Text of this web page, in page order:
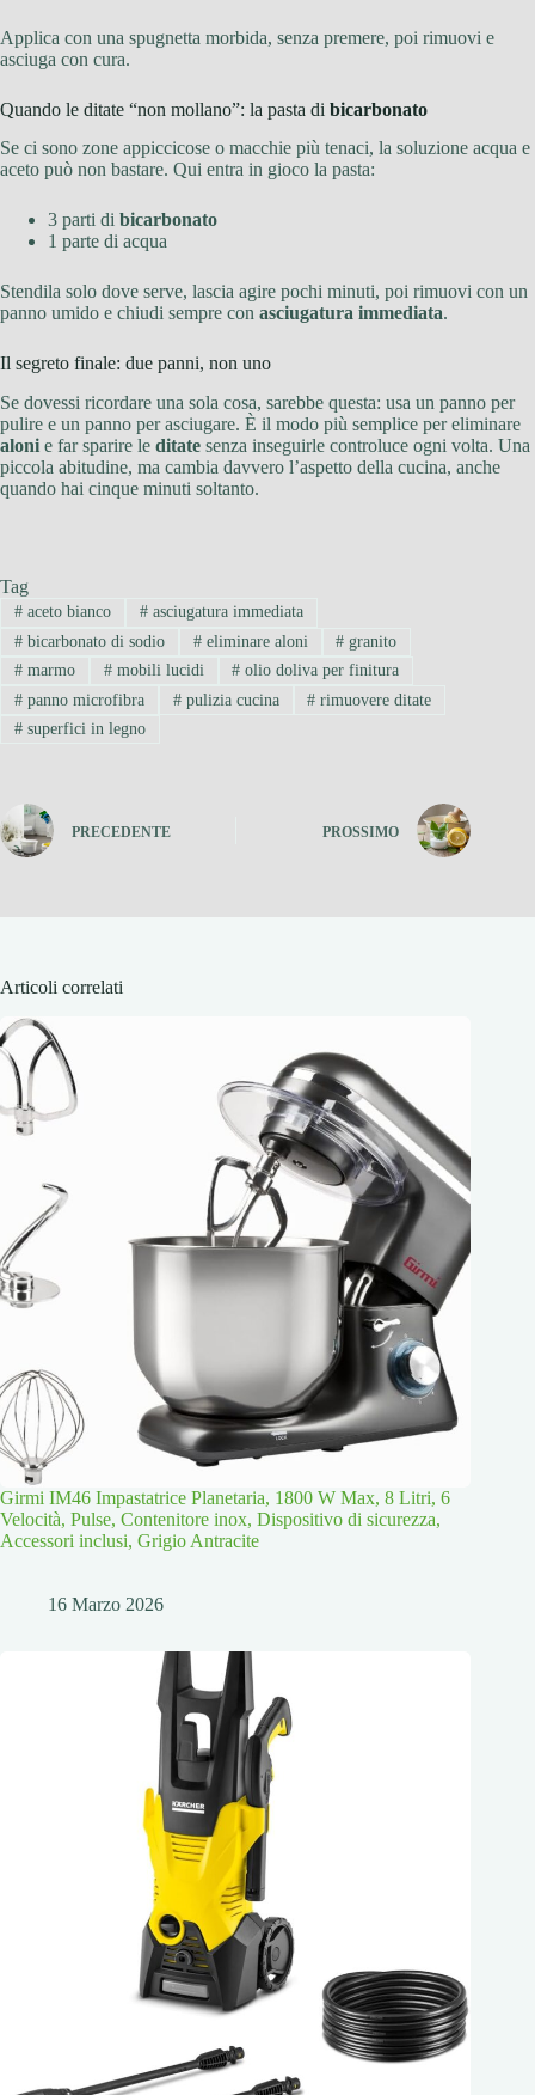
Applica con una spugnetta morbida, senza premere, poi rimuovi e
asciuga con cura.
Quando le ditate “non mollano”: la pasta di bicarbonato
Se ci sono zone appiccicose o macchie più tenaci, la soluzione acqua e
aceto può non bastare. Qui entra in gioco la pasta:
3 parti di bicarbonato
1 parte di acqua
Stendila solo dove serve, lascia agire pochi minuti, poi rimuovi con un
panno umido e chiudi sempre con asciugatura immediata.
Il segreto finale: due panni, non uno
Se dovessi ricordare una sola cosa, sarebbe questa: usa un panno per
pulire e un panno per asciugare. È il modo più semplice per eliminare
aloni e far sparire le ditate senza inseguirle controluce ogni volta. Una
piccola abitudine, ma cambia davvero l’aspetto della cucina, anche
quando hai cinque minuti soltanto.
Tag
#aceto bianco #asciugatura immediata
#bicarbonato di sodio #eliminare aloni # granito
#marmo #mobili lucidi # olio doliva per finitura
#panno microfibra #pulizia cucina # rimuovere ditate
#superfici in legno
PRECEDENTE PROSSIMO
Articoli correlati
Girmi IM46 Impastatrice Planetaria, 1800 W Max, 8 Litri, 6
Velocità, Pulse, Contenitore inox, Dispositivo di sicurezza,
Accessori inclusi, Grigio Antracite
16 Marzo 2026